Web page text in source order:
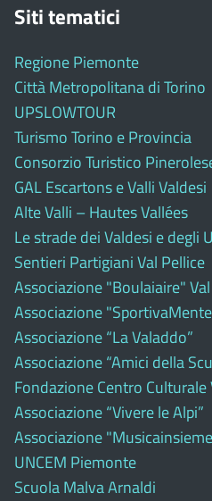
Siti tematici
Regione Piemonte
Città Metropolitana di Torino
UPSLOWTOUR
Turismo Torino e Provincia
Consorzio Turistico
GAL Escartons e Valli Valdesi
Alte Valli – Hautes Vallées
Le strade dei Valdesi e degli
Sentieri Partigiani Val Pellice
Associazione "Boulaiaire"
Associazione
Associazione “La Valaddo”
Associazione “Amici della
Fondazione Centro Culturale
Associazione “Vivere le Alpi”
Associazione
UNCEM Piemonte
Scuola Malva Arnaldi